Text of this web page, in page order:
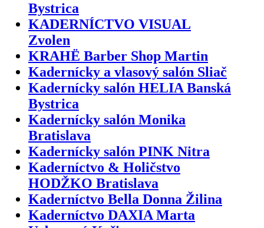
Bystrica
KADERNÍCTVO VISUAL
Zvolen
KRAHË Barber Shop Martin
Kadernícky a vlasový salón Sliač
Kadernícky salón HELIA Banská
Bystrica
Kadernícky salón Monika
Bratislava
Kadernícky salón PINK Nitra
Kaderníctvo & Holičstvo
HODŽKO Bratislava
Kaderníctvo Bella Donna Žilina
Kaderníctvo DAXIA Marta